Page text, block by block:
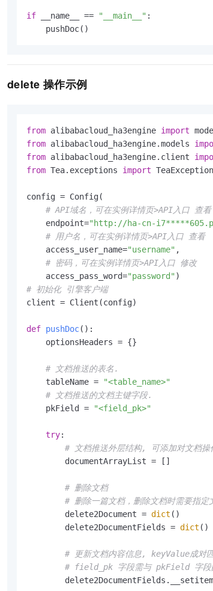
if __name__ == "__main__" :
    pushDoc()
delete 操作示例
from alibabacloud_ha3engine import
from alibabacloud_ha3engine.models
from alibabacloud_ha3engine.client
from Tea.exceptions import
config = Config(
# API域名，可在实例详情页>API入口 查看
    endpoint=
"http://ha-cn-
# 用户名，可在实例详情页>API入口 查看
    access_user_name=
"username" ,
# 密码，可在实例详情页>API入口 修改
    access_pass_word=
"password"
# 初始化 引擎客户端
client = Client(config)
def pushDoc():
    optionsHeaders = {}
# 文档推送的表名.
    tableName =
"<table_name>"
# 文档推送的文档主键字段.
    pkField =
"<field_pk>"
try:
# 文档推送外层结构, 可添加对文档
        documentArrayList = []
# 删除文档
# 删除一篇文档，删除文档时需要指定
        delete2Document =
dict ()
        delete2DocumentFields =
dict ()
# 更新文档内容信息, keyValue成对
# field_pk 字段需与 pkField 字段